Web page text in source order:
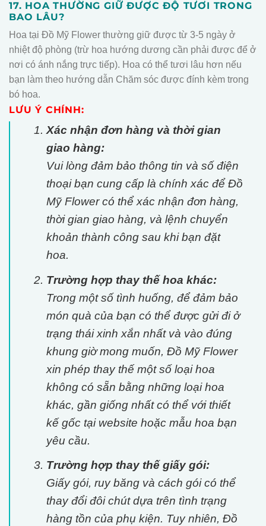
17. HOA THƯỜNG GIỮ ĐƯỢC ĐỘ TƯƠI TRONG
BAO LÂU?
Hoa tại Đồ Mỹ Flower thường giữ được từ 3-5 ngày ở
nhiệt độ phòng (trừ hoa hướng dương cần phải được để ở
nơi có ánh nắng trực tiếp). Hoa có thể tươi lâu hơn nếu
bạn làm theo hướng dẫn Chăm sóc được đính kèm trong
bó hoa.
LƯU Ý CHÍNH:
Xác nhận đơn hàng và thời gian
giao hàng:
Vui lòng đảm bảo thông tin và số điện
thoại bạn cung cấp là chính xác để Đồ
Mỹ Flower có thể xác nhận đơn hàng,
thời gian giao hàng, và lệnh chuyển
khoản thành công sau khi bạn đặt
hoa.
Trường hợp thay thế hoa khác:
Trong một số tình huống, để đảm bảo
món quà của bạn có thể được gửi đi ở
trạng thái xinh xắn nhất và vào đúng
khung giờ mong muốn, Đồ Mỹ Flower
xin phép thay thế một số loại hoa
không có sẵn bằng những loại hoa
khác, gần giống nhất có thể với thiết
kế gốc tại website hoặc mẫu hoa bạn
yêu cầu.
Trường hợp thay thế giấy gói:
Giấy gói, ruy băng và cách gói có thể
thay đổi đôi chút dựa trên tình trạng
hàng tồn của phụ kiện. Tuy nhiên, Đồ